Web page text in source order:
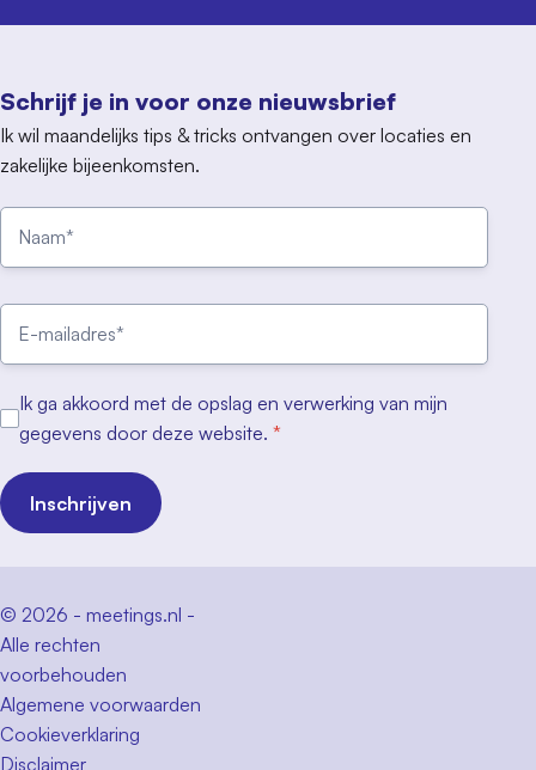
Schrijf je in voor onze nieuwsbrief
Ik wil maandelijks tips & tricks ontvangen over locaties en
zakelijke bijeenkomsten.
Ik ga akkoord met de opslag en verwerking van mijn
gegevens door deze website. *
Inschrijven
© 2026 - meetings.nl -
Alle rechten
voorbehouden
Algemene voorwaarden
Cookieverklaring
Disclaimer